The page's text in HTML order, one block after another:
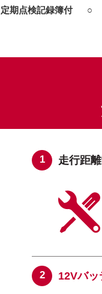
定期点検記録簿付 ○
走行距
12Vバッ